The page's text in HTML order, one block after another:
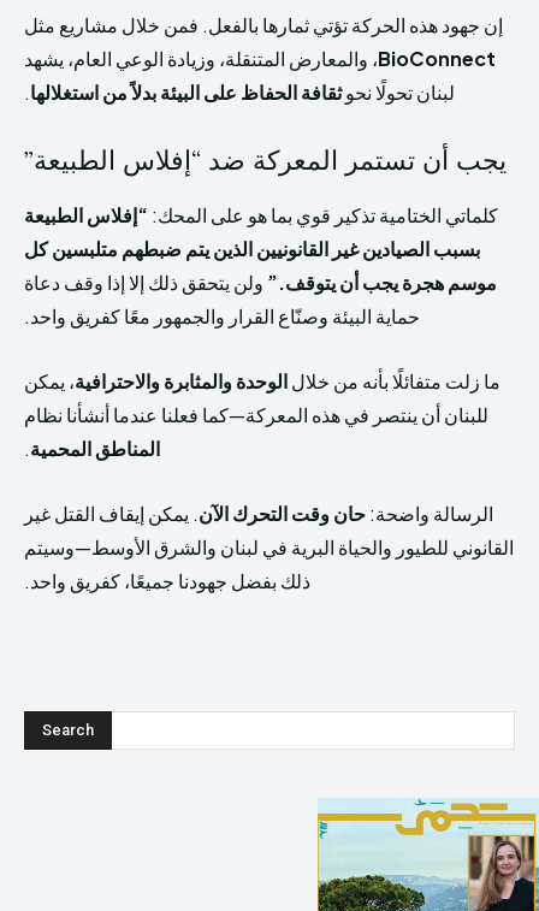
إن جهود هذه الحركة تؤتي ثمارها بالفعل. فمن خلال مشاريع مثل
BioConnect، والمعارض المتنقلة، وزيادة الوعي العام، يشهد
لبنان تحولًا نحوثقافة الحفاظ على البيئة بدلاً من استغلالها.
يجب أن تستمر المعركة ضد “إفلاس الطبيعة”
كلماتي الختامية تذكير قوي بما هو على المحك: “إفلاس الطبيعة
بسبب الصيادين غير القانونيين الذين يتم ضبطهم متلبسين كل
موسم هجرة يجب أن يتوقف.” ولن يتحقق ذلك إلا إذا وقف دعاة
حماية البيئة وصنّاع القرار والجمهور معًا كفريق واحد.
ما زلت متفائلًا بأنه من خلالالوحدة والمثابرة والاحترافية، يمكن
للبنان أن ينتصر في هذه المعركة—كما فعلنا عندما أنشأنا نظام
المناطق المحمية.
الرسالة واضحة:حان وقت التحرك الآن. يمكن إيقاف القتل غير
القانوني للطيور والحياة البرية في لبنان والشرق الأوسط—وسيتم
ذلك بفضل جهودنا جميعًا، كفريق واحد.
Search